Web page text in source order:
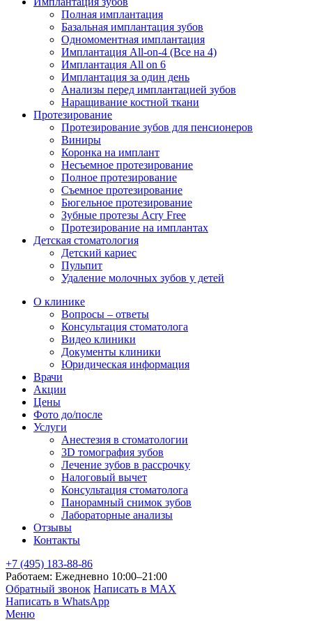
Полная имплантация
Базальная имплантация зубов
Одномоментная имплантация
Имплантация All-on-4 (Все на 4)
Имплантация All on 6
Имплантация за один день
Анализы перед имплантацией зубов
Наращивание костной ткани
Протезирование
Протезирование зубов для пенсионеров
Виниры
Коронка на имплант
Несъемное протезирование
Полное протезирование
Съемное протезирование
Бюгельное протезирование
Зубные протезы Acry Free
Протезирование на имплантах
Детская стоматология
Детский кариес
Пульпит
Удаление молочных зубов у детей
О клинике
Вопросы – ответы
Консультация стоматолога
Видео клиники
Документы клиники
Юридическая информация
Врачи
Акции
Цены
Фото до/после
Услуги
Анестезия в стоматологии
3D томография зубов
Лечение зубов в рассрочку
Налоговый вычет
Консультация стоматолога
Панорамный снимок зубов
Лабораторные анализы
Отзывы
Контакты
+7 (495) 183-88-86
Работаем: Ежедневно 10:00–21:00
Обратный звонок Написать в MAX
Написать в WhatsApp
Меню